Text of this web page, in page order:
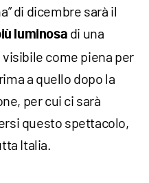
di dicembre sarà il
luminosa di una
come piena per
a quello dopo la
per cui ci sarà
questo spettacolo,
Italia.